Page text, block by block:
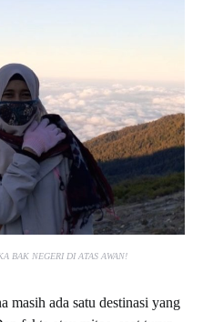
BAK NEGERI DI ATAS AWAN!
masih ada satu destinasi yang